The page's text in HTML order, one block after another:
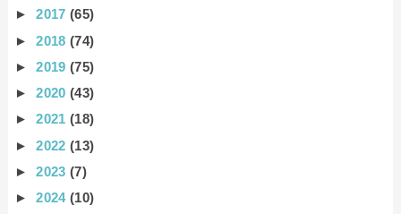
►2017(65)
►2018(74)
►2019(75)
►2020(43)
►2021(18)
►2022(13)
►2023(7)
►2024(10)